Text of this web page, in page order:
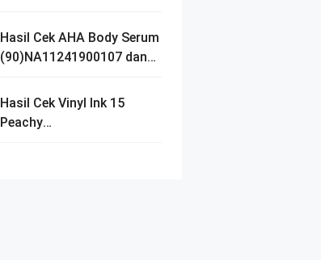
Hasil Cek AHA Body Serum
(90)NA11241900107 dan
Hasil Cek Vinyl Ink 15
Peachy